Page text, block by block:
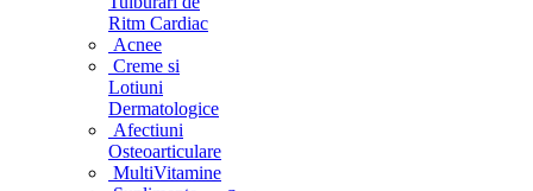
Ritm Cardiac
Acnee
Creme si
Lotiuni
Dermatologice
Afectiuni
Osteoarticulare
MultiVitamine